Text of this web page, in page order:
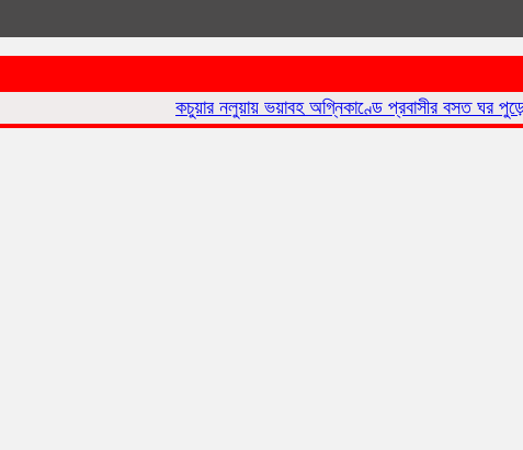
কচুয়ার নলুয়ায় ভয়াবহ অগ্নিকাণ্ডে প্রবাসীর বসত ঘর পুড়ে